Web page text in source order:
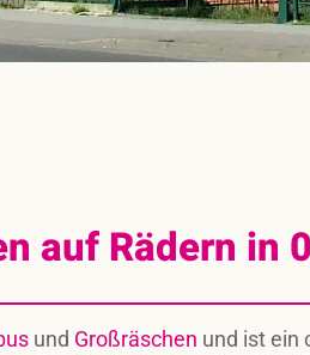
auf Rädern in
und Großräschen und ist ein